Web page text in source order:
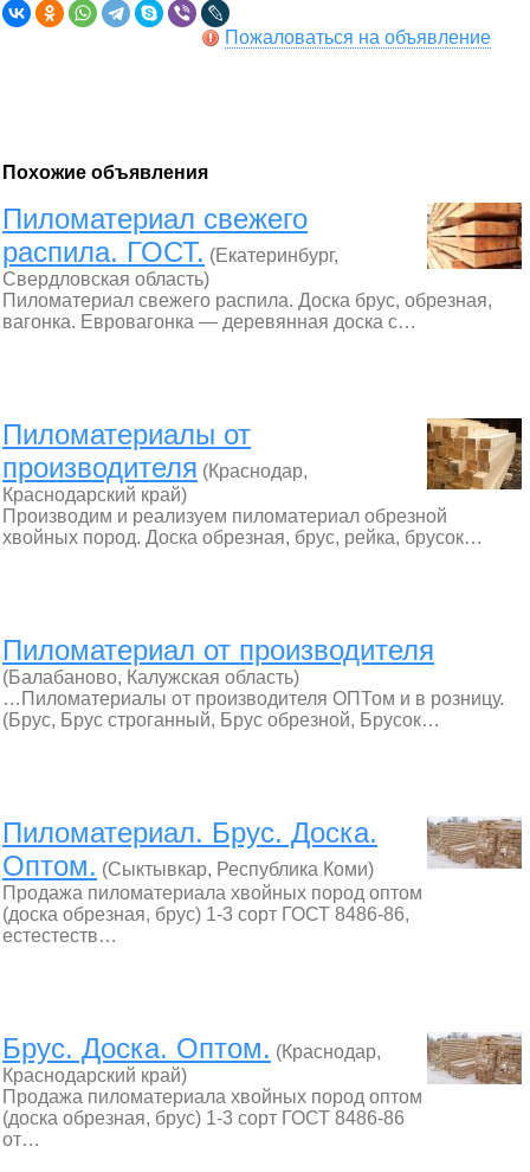
Пожаловаться на объявление
Похожие объявления
Пиломатериал свежего
распила. ГОСТ. (Екатеринбург,
Свердловская область)
Пиломатериал свежего распила. Доска брус, обрезная,
вагонка. Евровагонка — деревянная доска с…
Пиломатериалы от
производителя (Краснодар,
Краснодарский край)
Производим и реализуем пиломатериал обрезной
хвойных пород. Доска обрезная, брус, рейка, брусок…
Пиломатериал от производителя
(Балабаново, Калужская область)
…Пиломатериалы от производителя ОПТом и в розницу.
(Брус, Брус строганный, Брус обрезной, Брусок…
Пиломатериал. Брус. Доска.
Оптом. (Сыктывкар, Республика Коми)
Продажа пиломатериала хвойных пород оптом
(доска обрезная, брус) 1-3 сорт ГОСТ 8486-86,
естестеств…
Брус. Доска. Оптом. (Краснодар,
Краснодарский край)
Продажа пиломатериала хвойных пород оптом
(доска обрезная, брус) 1-3 сорт ГОСТ 8486-86
от…